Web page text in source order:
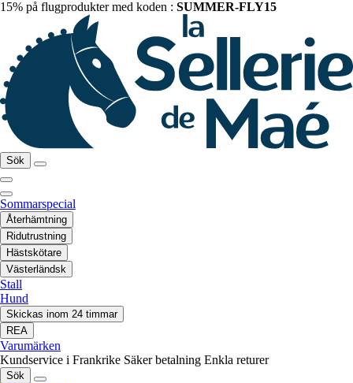
15% på flugprodukter med koden : SUMMER-FLY15
Sök
Sommarspecial
Återhämtning
Ridutrustning
Hästskötare
Västerländsk
Stall
Hund
Skickas inom 24 timmar
REA
Varumärken
Kundservice i Frankrike Säker betalning Enkla returer
Sök